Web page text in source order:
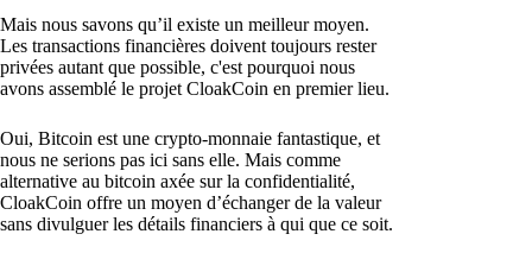
Mais nous savons qu’il existe un meilleur moyen.
Les transactions financières doivent toujours rester
privées autant que possible, c'est pourquoi nous
avons assemblé le projet CloakCoin en premier lieu.
Oui, Bitcoin est une crypto-monnaie fantastique, et
nous ne serions pas ici sans elle. Mais comme
alternative au bitcoin axée sur la confidentialité,
CloakCoin offre un moyen d’échanger de la valeur
sans divulguer les détails financiers à qui que ce soit.